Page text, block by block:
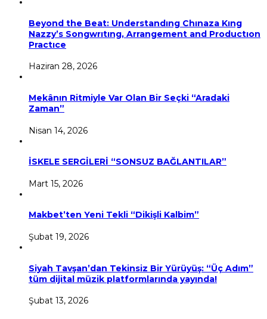
Beyond the Beat: Understandıng Chınaza Kıng
Nazzy’s Songwrıtıng, Arrangement and Productıon
Practıce
Haziran 28, 2026
Mekânın Ritmiyle Var Olan Bir Seçki “Aradaki
Zaman”
Nisan 14, 2026
İSKELE SERGİLERİ “SONSUZ BAĞLANTILAR”
Mart 15, 2026
Makbet’ten Yeni Tekli “Dikişli Kalbim”
Şubat 19, 2026
Siyah Tavşan’dan Tekinsiz Bir Yürüyüş: “Üç Adım”
tüm dijital müzik platformlarında yayında!
Şubat 13, 2026